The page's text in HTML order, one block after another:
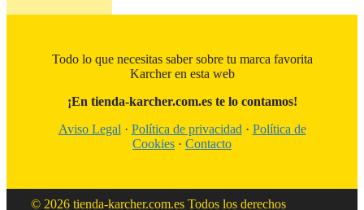
Todo lo que necesitas saber sobre tu marca favorita
Karcher en esta web
¡En tienda-karcher.com.es te lo contamos!
Aviso Legal · Política de privacidad · Política de
Cookies · Contacto
© 2026 tienda-karcher.com.es Todos los derechos